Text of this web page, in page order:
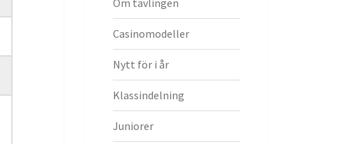
Om tävlingen
Casinomodeller
Nytt för i år
Klassindelning
Juniorer